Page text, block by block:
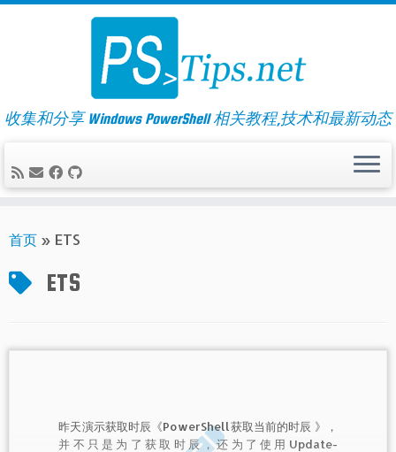
Skip
收集和分享 Windows PowerShell 相关教程,技术和最新动态
首页 » ETS
ETS
昨天演示获取时辰《PowerShell获取当前的时辰 》，
并不只是为了获取时辰，还为了使用Update-